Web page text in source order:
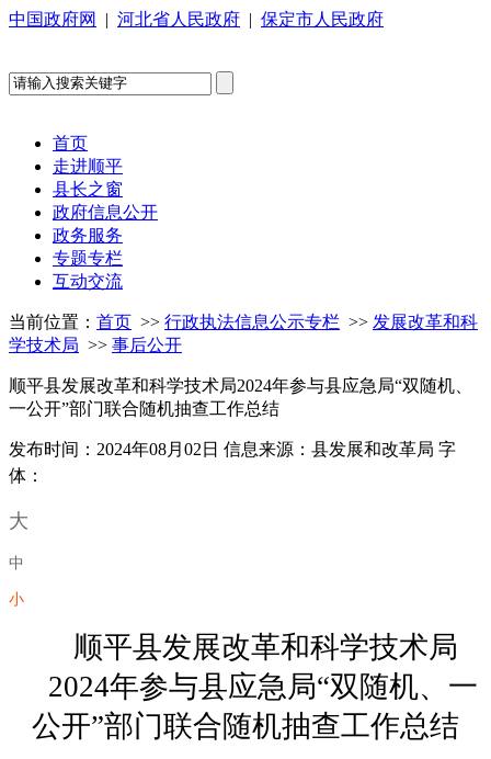
中国政府网 | 河北省人民政府 | 保定市人民政府
首页
走进顺平
县长之窗
政府信息公开
政务服务
专题专栏
互动交流
当前位置： 首页 >> 行政执法信息公示专栏 >> 发展改革和科
学技术局 >> 事后公开
顺平县发展改革和科学技术局2024年参与县应急局“双随机、
一公开”部门联合随机抽查工作总结
发布时间：2024年08月02日 信息来源：县发展和改革局 字
体：
大
中
小
顺平县发展改革和科学技术局
2024年参与县应急局“双随机、一
公开”部门联合随机抽查工作总结